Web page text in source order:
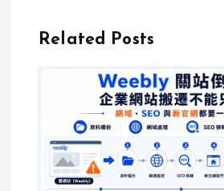
以為自己是冰
Related Posts